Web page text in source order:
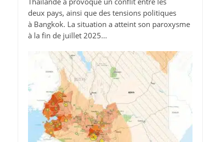
deux pays, ainsi que des tensions politiques
à Bangkok. La situation a atteint son paroxysme
à la fin de juillet 2025...